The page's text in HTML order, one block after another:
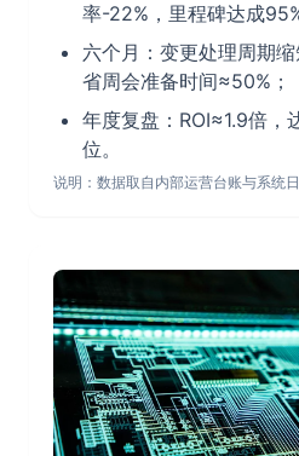
率-22%，里程碑达成
六个月：变更处理周期
省周会准备时间≈50%；
年度复盘：ROI≈1.9倍，
位。
说明：数据取自内部运营台账与系统